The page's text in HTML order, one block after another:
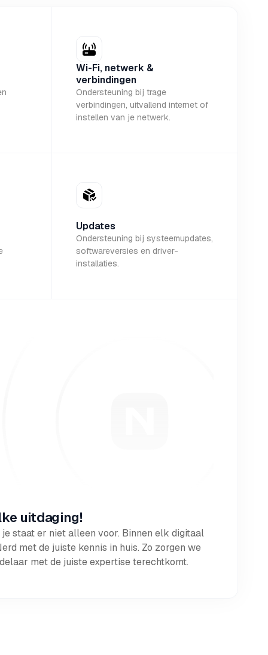
Wi-Fi, netwerk &
verbindingen
Ondersteuning bij trage
verbindingen, uitvallend internet of
instellen van je netwerk.
Updates
Ondersteuning bij systeemupdates,
softwareversies en driver-
installaties.
uitdaging!
staat er niet alleen voor. Binnen elk digitaal
met de juiste kennis in huis. Zo zorgen we
met de juiste expertise terechtkomt.